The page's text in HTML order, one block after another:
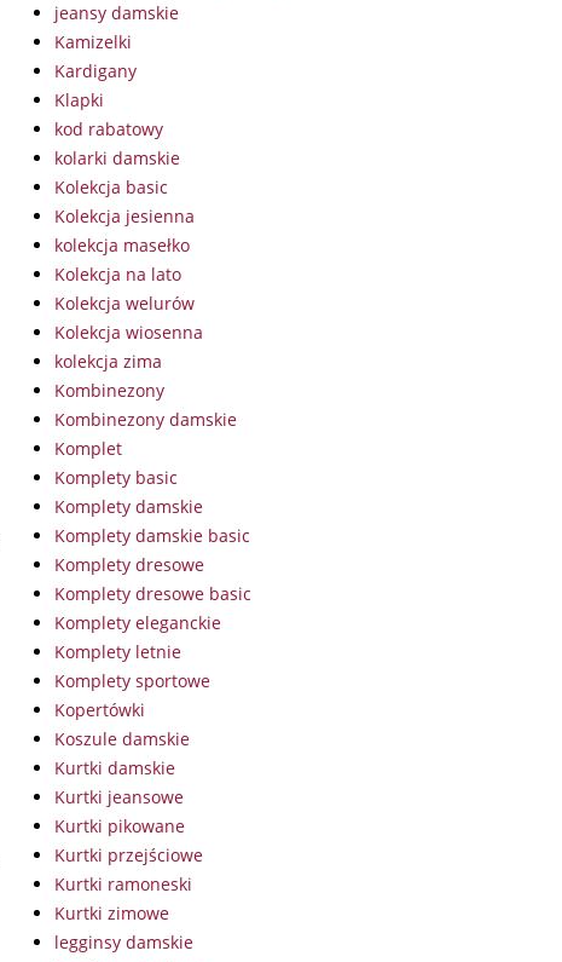
jeansy damskie
Kamizelki
Kardigany
Klapki
kod rabatowy
kolarki damskie
Kolekcja basic
Kolekcja jesienna
kolekcja masełko
Kolekcja na lato
Kolekcja welurów
Kolekcja wiosenna
kolekcja zima
Kombinezony
Kombinezony damskie
Komplet
Komplety basic
Komplety damskie
Komplety damskie basic
Komplety dresowe
Komplety dresowe basic
Komplety eleganckie
Komplety letnie
Komplety sportowe
Kopertówki
Koszule damskie
Kurtki damskie
Kurtki jeansowe
Kurtki pikowane
Kurtki przejściowe
Kurtki ramoneski
Kurtki zimowe
legginsy damskie